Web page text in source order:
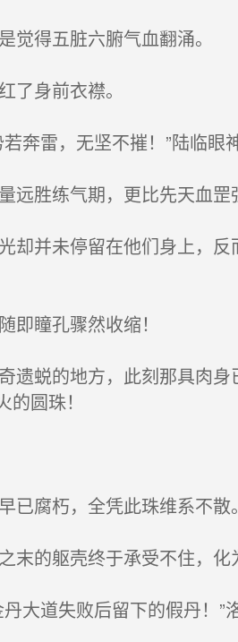
得五脏六腑气血翻涌。
身前衣襟。
雷，无坚不摧！”陆临眼神
胜练气期，更比先天血罡
并未停留在他们身上，
瞳孔骤然收缩！
蜕的地方，此刻那具肉
圆珠！
腐朽，全凭此珠维系不散。
的躯壳终于承受不住，化
道失败后留下的假丹！”